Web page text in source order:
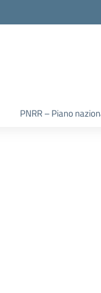
PNRR – Piano